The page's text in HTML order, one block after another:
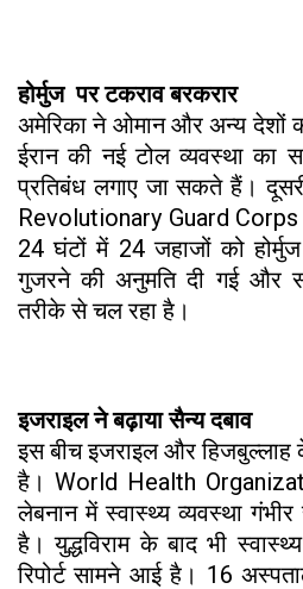
होर्मुज पर टकराव बरकरार
अमेरिका ने ओमान और अन्य देशों
ईरान की नई टोल व्यवस्था का
प्रतिबंध लगाए जा सकते हैं।
Revolutionary Guard Corps
24 घंटों में 24 जहाजों को
गुजरने की अनुमति दी गई और
तरीके से चल रहा है।
इजराइल ने बढ़ाया सैन्य दबाव
इस बीच इजराइल और
है। World Health
लेबनान में स्वास्थ्य व्यवस्था
है। युद्धविराम के बाद भी
रिपोर्ट सामने आई है। 16